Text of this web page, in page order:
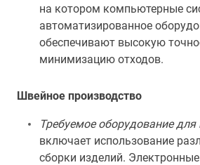
на котором компьютерные
автоматизированное
обеспечивают высокую
минимизацию отходов.
Швейное производство
Требуемое оборудование
включает использование
сборки изделий.